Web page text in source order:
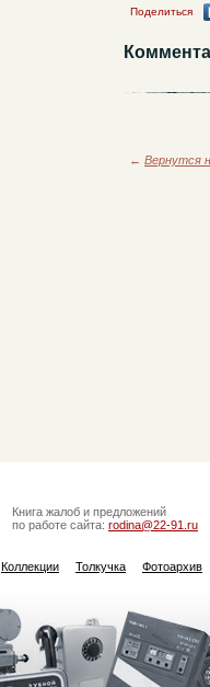
Поделиться
← Вернутся
Книга жалоб и предложений
по работе сайта: rodina@22-91.ru
Коллекции Толкучка Фотоархив